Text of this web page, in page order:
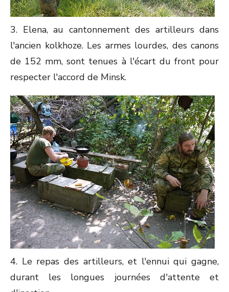
3. Elena, au cantonnement des artilleurs dans
l'ancien kolkhoze. Les armes lourdes, des canons
de 152 mm, sont tenues à l'écart du front pour
respecter l'accord de Minsk.
4. Le repas des artilleurs, et l'ennui qui gagne,
durant les longues journées d'attente et